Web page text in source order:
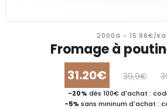
2000G - 15.96€/KG
Fromage à
31.20€ 39,9€
-20% dès 100€ d'achat :
-5% sans mininum d'achat :